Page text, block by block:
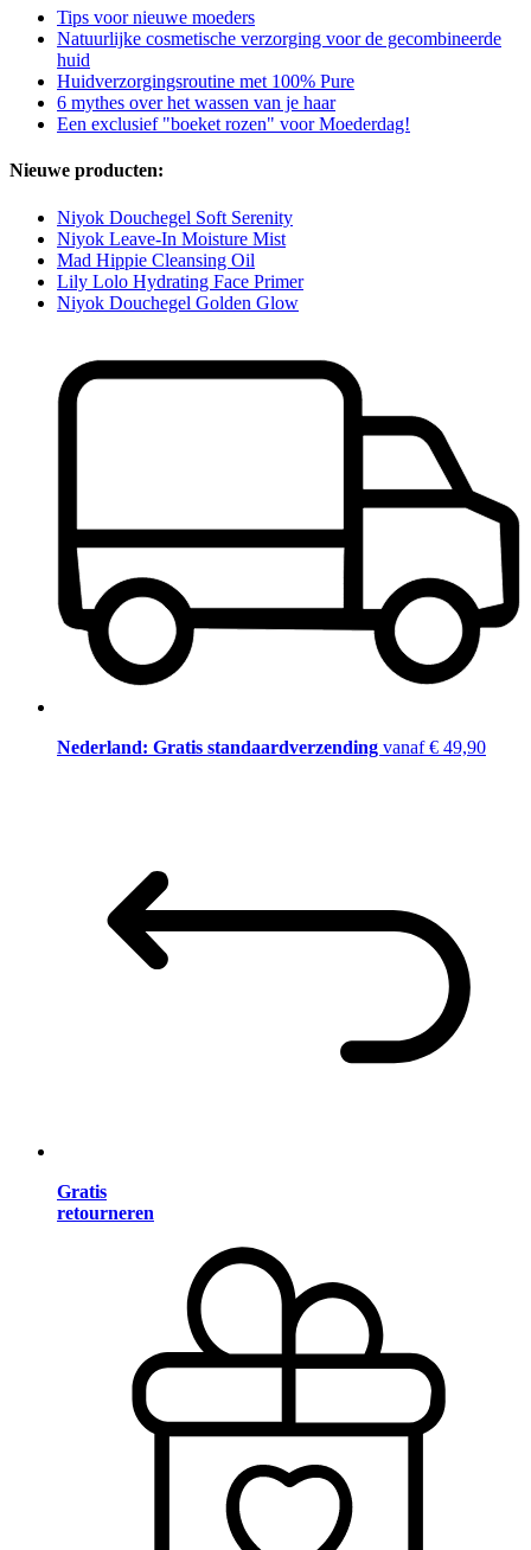
Tips voor nieuwe moeders
Natuurlijke cosmetische verzorging voor de gecombineerde
huid
Huidverzorgingsroutine met 100% Pure
6 mythes over het wassen van je haar
Een exclusief "boeket rozen" voor Moederdag!
Nieuwe producten:
Niyok Douchegel Soft Serenity
Niyok Leave-In Moisture Mist
Mad Hippie Cleansing Oil
Lily Lolo Hydrating Face Primer
Niyok Douchegel Golden Glow
Nederland: Gratis standaardverzending vanaf € 49,90
Gratis
retourneren